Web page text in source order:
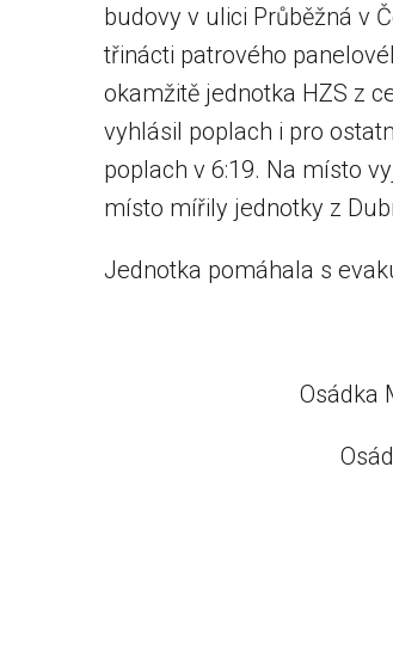
budovy v ulici Průběžná v
třinácti patrového
okamžitě jednotka HZS z
vyhlásil poplach i pro
poplach v 6:19. Na místo
místo mířily jednotky z
Jednotka pomáhala s
Osádka